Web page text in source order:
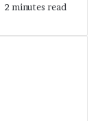
2 minutes read